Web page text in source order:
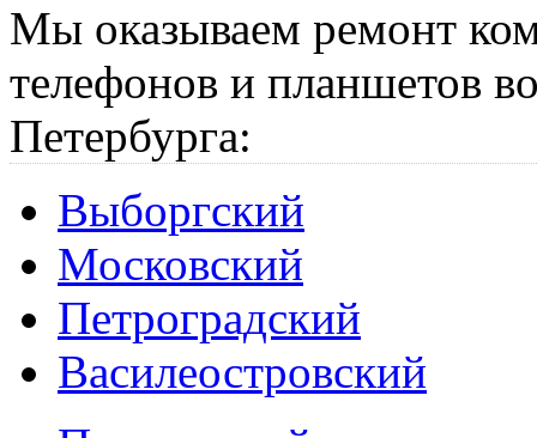
Мы оказываем ремонт
телефонов и планшетов
Петербурга:
Выборгский
Московский
Петроградский
Василеостровский